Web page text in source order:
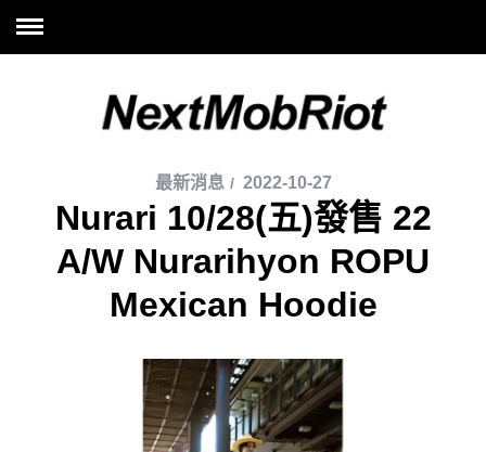
最新消息 2022-10-27
Nurari 10/28(五)發售 22
A/W Nurarihyon ROPU
Mexican Hoodie